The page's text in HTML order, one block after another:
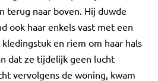
terug naar boven. Hij duwde
ook haar enkels vast met een
en riem om haar hals
dat ze tijdelijk geen lucht
vervolgens de woning, kwam